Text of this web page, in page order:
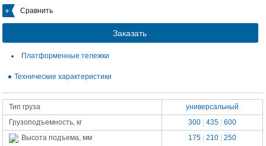
Сравнить
Заказать
Платформенные тележки
Технические характеристики
Тип груза
универсальный
Грузоподъемность, кг
300 |435 |600
Высота подъема, мм
175 |210 |250